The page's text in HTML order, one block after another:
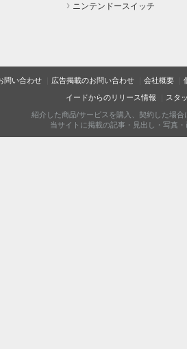
ニンテンドースイッチ
問い合わせ 広告掲載のお問い合わせ 会社概要
イードからのリリース情報 スタ
紹介した商品/サービスを購入、契約した場
当サイトに掲載の記事・見出し・写真